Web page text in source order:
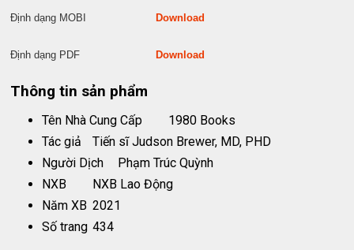
Định dạng MOBI Download
Định dạng PDF Download
Thông tin sản phẩm
Tên Nhà Cung Cấp
1980 Books
Tác giả
Tiến sĩ Judson Brewer, MD, PHD
Người Dịch
Phạm Trúc Quỳnh
NXB
NXB Lao Động
Năm XB 2021
Số trang 434